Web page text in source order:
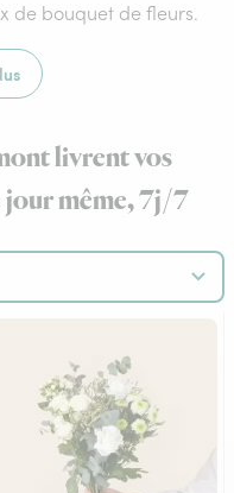
de bouquet de fleurs.
livrent vos
jour même, 7j/7